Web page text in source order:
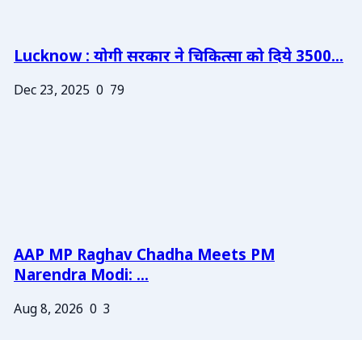
Lucknow : योगी सरकार ने चिकित्सा को दिये 3500...
Dec 23, 2025 0 79
AAP MP Raghav Chadha Meets PM
Narendra Modi: ...
Aug 8, 2026 0 3